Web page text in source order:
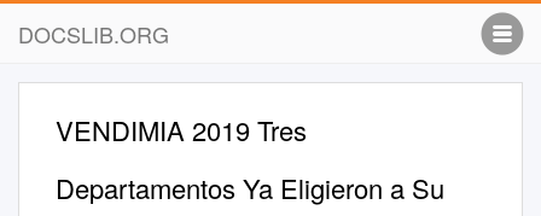
DOCSLIB.ORG
VENDIMIA 2019 Tres
Departamentos Ya Eligieron a Su